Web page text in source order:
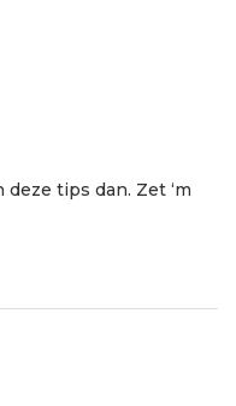
tips dan. Zet ‘m